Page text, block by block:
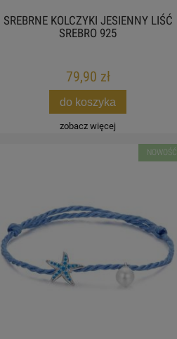
SREBRNE KOLCZYKI JESIENNY LIŚĆ
SREBRO 925
79,90 zł
do koszyka
zobacz więcej
NOWOŚĆ